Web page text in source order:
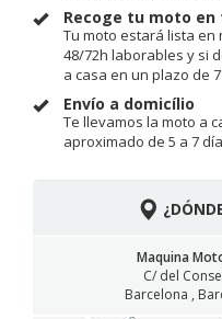
Recoge tu moto en
Tu moto estará lista
48/72h laborables y si
a casa en un plazo de
Envío a domicílio
Te llevamos la moto a
aproximado de 5 a 7
Maquina
C/ del
Barcelona ,